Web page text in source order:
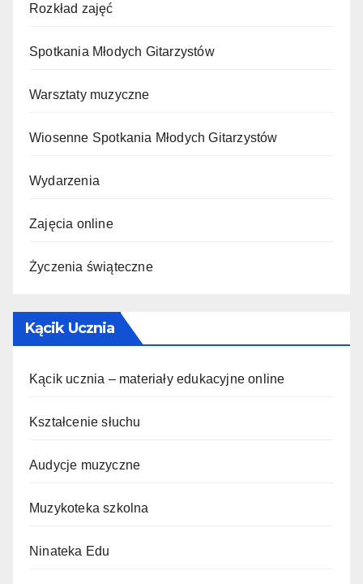
Rozkład zajęć
Spotkania Młodych Gitarzystów
Warsztaty muzyczne
Wiosenne Spotkania Młodych Gitarzystów
Wydarzenia
Zajęcia online
Życzenia świąteczne
Kącik Ucznia
Kącik ucznia – materiały edukacyjne online
Kształcenie słuchu
Audycje muzyczne
Muzykoteka szkolna
Ninateka Edu